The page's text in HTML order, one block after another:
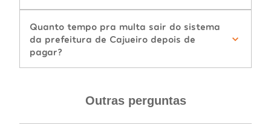
Quanto tempo pra multa sair do sistema
da prefeitura de Cajueiro depois de
pagar?
Outras perguntas